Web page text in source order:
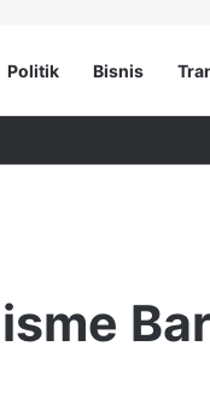
Politik Bisnis